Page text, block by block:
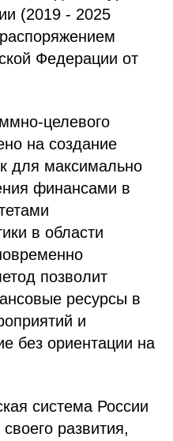
(2019 - 2025
Федерации от
целевого
на создание
для максимально
финансами в
в области
позволит
ресурсы в
и
без ориентации на
система России
развития,